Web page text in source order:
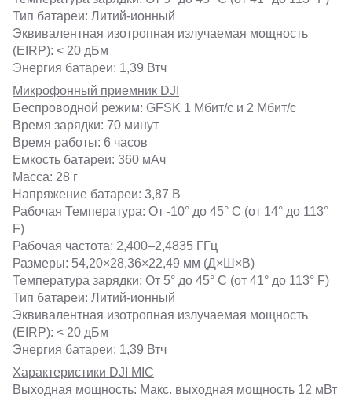
Тип батареи: Литий-ионный
Эквивалентная изотропная излучаемая мощность
(EIRP): < 20 дБм
Энергия батареи: 1,39 Втч
Микрофонный приемник DJI
Беспроводной режим: GFSK 1 Мбит/с и 2 Мбит/с
Время зарядки: 70 минут
Время работы: 6 часов
Емкость батареи: 360 мАч
Масса: 28 г
Напряжение батареи: 3,87 В
Рабочая Температура: От -10° до 45° C (от 14° до 113°
F)
Рабочая частота: 2,400–2,4835 ГГц
Размеры: 54,20×28,36×22,49 мм (Д×Ш×В)
Температура зарядки: От 5° до 45° C (от 41° до 113° F)
Тип батареи: Литий-ионный
Эквивалентная изотропная излучаемая мощность
(EIRP): < 20 дБм
Энергия батареи: 1,39 Втч
Характеристики DJI MIC
Выходная мощность: Макс. выходная мощность 12 мВт